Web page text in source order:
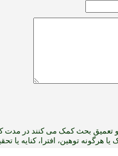
تعمیق بحث کمک می کنند در مدت
هرگونه توهین، افترا، کنایه یا